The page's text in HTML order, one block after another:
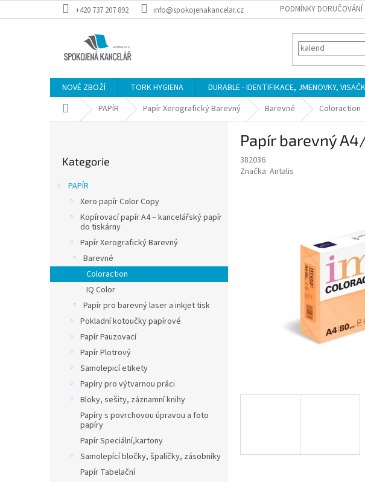
na
+420 737 207 892 info@spokojenakancelar.cz PODMÍNKY DORUČOVÁNÍ
NOVÉ ZBOŽÍ TORK HYGIENA DURABLE - IDENTIFIKACE, JMENOVKY,
Domů PAPÍR Papír Xerografický Barevný Barevné Coloraction
e
kategorie
Kategorie
PAPÍR
Xero papír Color Copy
Kopírovací papír A4 – kancelářský papír
do tiskárny
Papír Xerografický Barevný
Barevné
Coloraction
IQ Color
Papír pro barevný laser a inkjet tisk
Pokladní kotoučky papírové
Papír Pauzovací
Papír Plotrový
Samolepicí etikety
Papíry pro výtvarnou práci
Bloky, sešity, záznamní knihy
Papíry s povrchovou úpravou a foto
papíry
Papír Speciální,kartony
Samolepící bločky, špalíčky, zásobníky
Papír Tabelační
Papír barevný
382036
Značka: Antalis